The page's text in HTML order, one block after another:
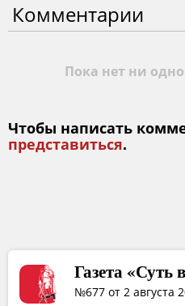
Комментарии
Пока нет ни
Чтобы написать
представиться.
Газета «Суть
№677 от 2 августа